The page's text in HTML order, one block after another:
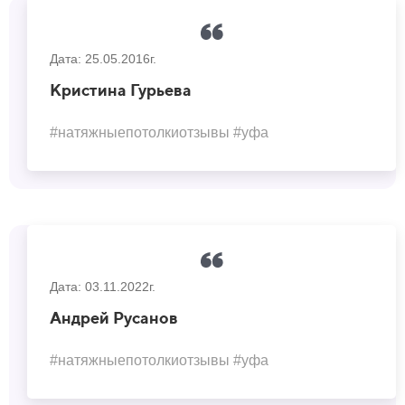
Дата: 25.05.2016г.
Кристина Гурьева
#натяжныепотолкиотзывы #уфа
Дата: 03.11.2022г.
Андрей Русанов
#натяжныепотолкиотзывы #уфа